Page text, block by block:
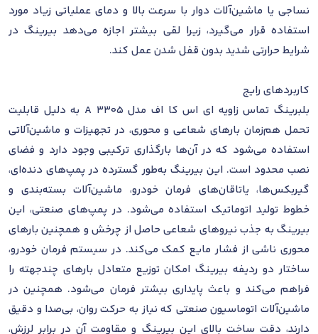
نساجی یا ماشین‌آلات دوار با سرعت بالا و دمای عملیاتی زیاد مورد
استفاده قرار می‌گیرد، زیرا لقی بیشتر اجازه می‌دهد بیرینگ در
شرایط حرارتی شدید بدون قفل شدن عمل کند.
کاربردهای رایج
بلبرینگ تماس زاویه ای اس کا اف مدل 3305 A به دلیل قابلیت
تحمل هم‌زمان بارهای شعاعی و محوری، در تجهیزات و ماشین‌آلاتی
استفاده می‌شود که در آن‌ها بارگذاری ترکیبی وجود دارد و فضای
نصب محدود است. این بیرینگ به‌طور گسترده در پمپ‌های دنده‌ای،
گیربکس‌ها، یاتاقان‌های فرمان خودرو، ماشین‌آلات بسته‌بندی و
خطوط تولید اتوماتیک استفاده می‌شود. در پمپ‌های صنعتی، این
بیرینگ به جذب نیروهای شعاعی حاصل از چرخش و همچنین بارهای
محوری ناشی از فشار مایع کمک می‌کند. در سیستم فرمان خودرو،
ساختار دو ردیفه بیرینگ امکان توزیع متعادل بارهای چندجهته را
فراهم می‌کند و باعث پایداری بیشتر فرمان می‌شود. همچنین در
ماشین‌آلات اتوماسیون صنعتی که نیاز به حرکت روان، بی‌صدا و دقیق
دارند، دقت ساخت بالای این بیرینگ و مقاومت آن در برابر لرزش،